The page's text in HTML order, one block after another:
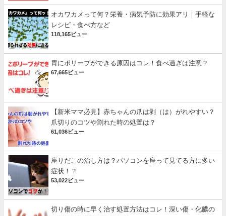
オカワカメって何？栄養・病気予防に効果アリ｜手軽な
レシピ・食べ方など
118,165ビュー
胃にポリープができる原因はコレ！食べ過ぎは注意？
67,665ビュー
【新米ママ必見】赤ちゃんの爪は剥（は）がれやすい？
爪切りのコツや割れた時の処置は？
61,036ビュー
座りだこの治し方は？パソコンを座って見てる方に多い
症状！？
53,022ビュー
切り傷の時に早く治す処置方法はコレ！深い傷・化膿の